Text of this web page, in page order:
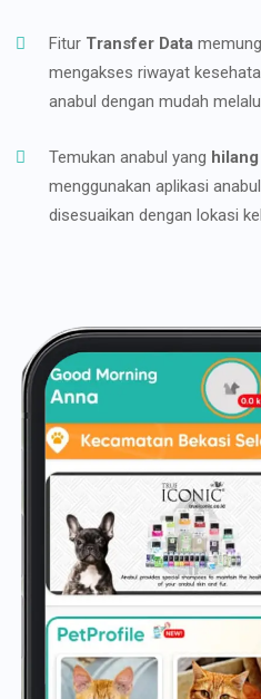
Fitur Transfer Data
mengakses riwayat
anabul dengan mudah
Temukan anabul yang
menggunakan aplikasi
disesuaikan dengan lokasi